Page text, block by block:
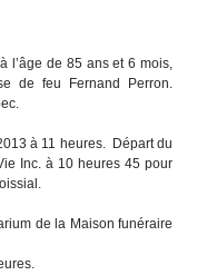
l’âge de 85 ans et 6 mois,
de feu Fernand Perron.
à 11 heures. Départ du
Inc. à 10 heures 45 pour
de la Maison funéraire